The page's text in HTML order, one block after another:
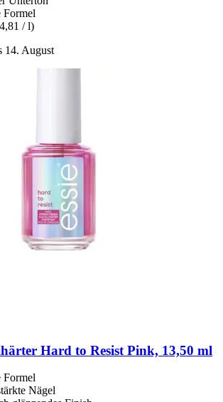
Formel
/ l)
14. August
Hard to Resist Pink, 13,50 ml
Formel
Nägel